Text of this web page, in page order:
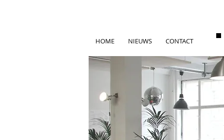
HOME NIEUWS CONTACT